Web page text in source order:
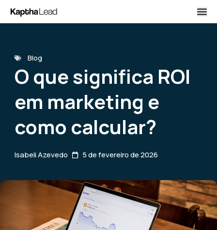
Blog
O que significa ROI
em marketing e
como calcular?
Isabeli Azevedo 5 de fevereiro de 2026